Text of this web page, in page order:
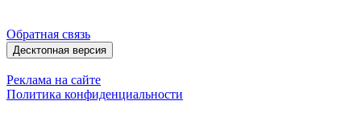
Обратная связь
Десктопная версия
Реклама на сайте
Политика конфиденциальности